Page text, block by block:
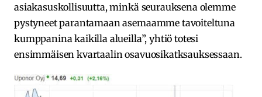
asiakasuskollisuutta, minkä seurauksena olemme
pystyneet parantamaan asemaamme tavoiteltuna
kumppanina kaikilla alueilla”, yhtiö totesi
ensimmäisen kvartaalin osavuosikatksauksessaan.